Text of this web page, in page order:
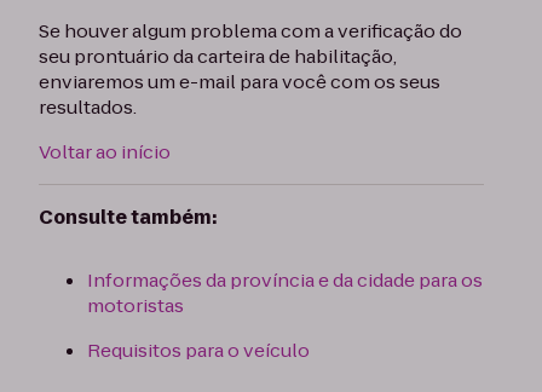
Se houver algum problema com a verificação do
seu prontuário da carteira de habilitação,
enviaremos um e-mail para você com os seus
resultados.
Voltar ao início
Consulte também:
Informações da província e da cidade para os
motoristas
Requisitos para o veículo